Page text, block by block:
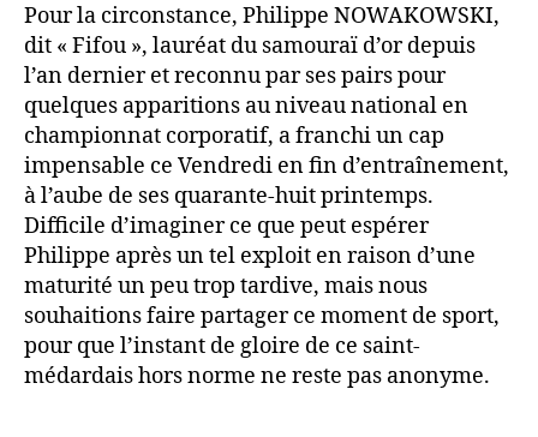
Pour la circonstance, Philippe NOWAKOWSKI,
dit « Fifou », lauréat du samouraï d’or depuis
l’an dernier et reconnu par ses pairs pour
quelques apparitions au niveau national en
championnat corporatif, a franchi un cap
impensable ce Vendredi en fin d’entraînement,
à l’aube de ses quarante-huit printemps.
Difficile d’imaginer ce que peut espérer
Philippe après un tel exploit en raison d’une
maturité un peu trop tardive, mais nous
souhaitions faire partager ce moment de sport,
pour que l’instant de gloire de ce saint-
médardais hors norme ne reste pas anonyme.